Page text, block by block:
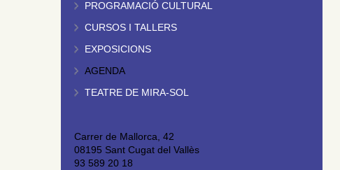
PROGRAMACIÓ CULTURAL
CURSOS I TALLERS
EXPOSICIONS
AGENDA
TEATRE DE MIRA-SOL
Carrer de Mallorca, 42
08195 Sant Cugat del Vallès
93 589 20 18